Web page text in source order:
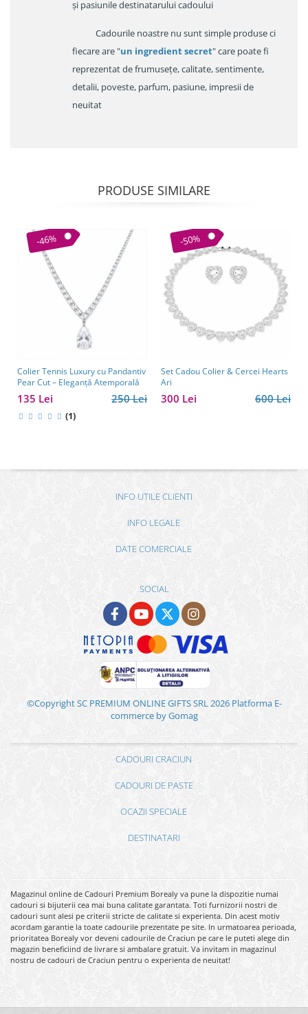
și pasiunile destinatarului cadoului
Cadourile noastre nu sunt simple produse ci
fiecare are "un ingredient secret" care poate fi
reprezentat de frumusețe, calitate, sentimente,
detalii, poveste, parfum, pasiune, impresii de
neuitat
PRODUSE SIMILARE
-46%
Colier Tennis Luxury cu Pandantiv
Pear Cut – Eleganță Atemporală
250 Lei
135 Lei
(1)
-50%
Set Cadou Colier & Cercei Hearts
Ari
600 Lei
300 Lei
INFO UTILE CLIENTI
INFO LEGALE
DATE COMERCIALE
SOCIAL
©Copyright SC PREMIUM ONLINE GIFTS SRL 2026 Platforma E-
commerce by Gomag
CADOURI CRACIUN
CADOURI DE PASTE
OCAZII SPECIALE
DESTINATARI
Magazinul online de Cadouri Premium Borealy va pune la dispozitie numai
cadouri si bijuterii cea mai buna calitate garantata. Toti furnizorii nostri de
cadouri sunt alesi pe criterii stricte de calitate si experienta. Din acest motiv
acordam garantie la toate cadourile prezentate pe site. In urmatoarea perioada,
prioritatea Borealy vor deveni cadourile de Craciun pe care le puteti alege din
magazin beneficiind de livrare si ambalare gratuit. Va invitam in magazinul
nostru de cadouri de Craciun pentru o experienta de neuitat!